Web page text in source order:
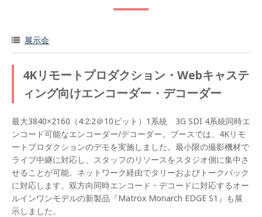
展示会
4Kリモートプロダクション・Webキャステ
ィング向けエンコーダー・デコーダー
最大3840×2160（4:2:2＠10ビット）1系統 3G SDI 4系統同時エ
ンコード可能なエンコーダー/デコーダー。ブースでは、4Kリモ
ートプロダクションのデモを実施しました。最小限の撮影機材で
ライブ中継に対応し、スタッフのリソースをスタジオ側に集中さ
せることが可能。ネットワーク経由でタリーおよびトークバック
に対応します。双方向同時エンコード・デコードに対応するオー
ルインワンモデルの新製品『Matrox Monarch EDGE S1』も展
示しました。